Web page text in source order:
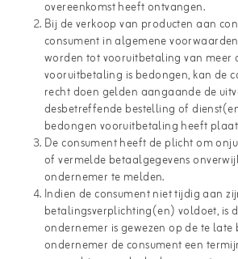
overeenkomst heeft ontvangen.
Bij de verkoop van producten aan
consument in algemene
worden tot vooruitbetaling van meer
vooruitbetaling is bedongen, kan de
recht doen gelden aangaande de
desbetreffende bestelling of
bedongen vooruitbetaling heeft
De consument heeft de plicht om
of vermelde betaalgegevens
ondernemer te melden.
Indien de consument niet tijdig aan
betalingsverplichting(en) voldoet, is
ondernemer is gewezen op de te
ondernemer de consument een